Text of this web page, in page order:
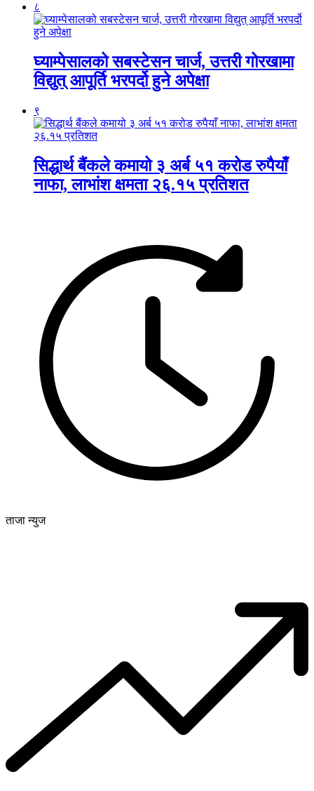
८
घ्याम्पेसालको सबस्टेसन चार्ज, उत्तरी गोरखामा
विद्युत् आपूर्ति भरपर्दो हुने अपेक्षा
९
सिद्धार्थ बैंकले कमायो ३ अर्ब ५१ करोड रुपैयाँ
नाफा, लाभांश क्षमता २६.१५ प्रतिशत
ताजा न्युज